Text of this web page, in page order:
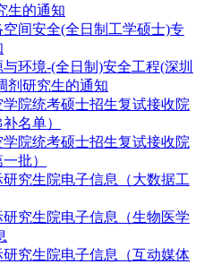
生的通知
间安全(全日制工学硕士)专
环境-(全日制)安全工程(深圳
剂研究生的通知
院统考硕士招生复试接收院
名单）
院统考硕士招生复试接收院
批）
究生院电子信息（大数据工
究生院电子信息（生物医学
究生院电子信息（互动媒体